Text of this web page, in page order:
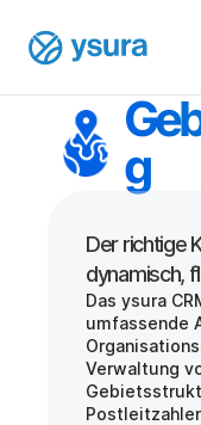
g
Der richtige
Das ysura
umfassende
Verwaltung